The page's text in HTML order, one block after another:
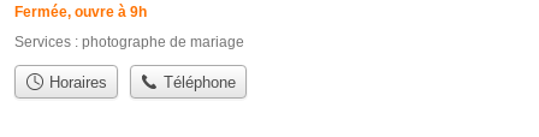
Fermée, ouvre à 9h
Services : photographe de mariage
Horaires Téléphone